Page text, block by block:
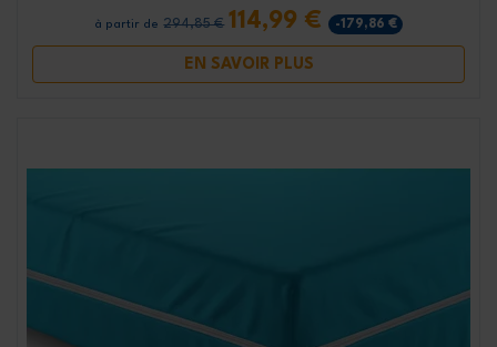
à partir de 294,85 € 114,99 € -179,86 €
EN SAVOIR PLUS